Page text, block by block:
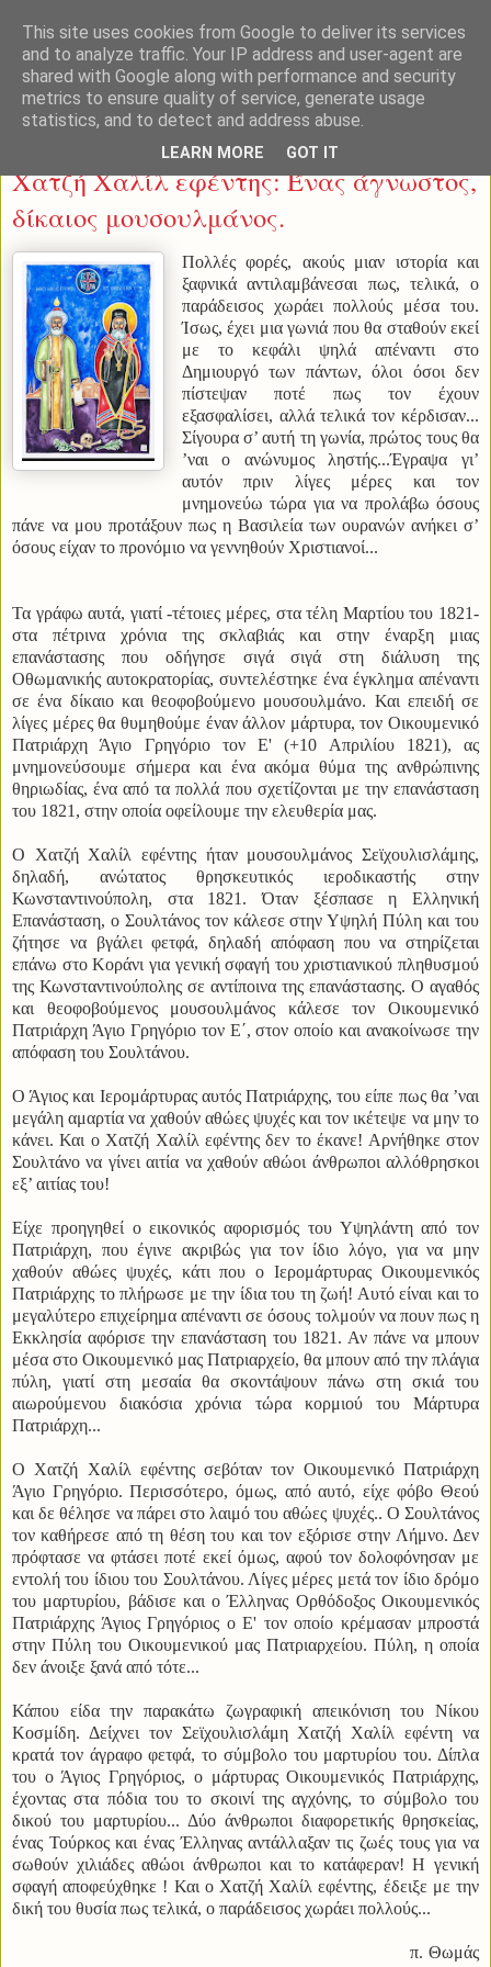
Τετάρτη 31 Μαρτίου 2021
Χατζή Χαλίλ εφέντης: Ένας άγνωστος,
δίκαιος μουσουλμάνος.
Πολλές φορές, ακούς μιαν ιστορία και
ξαφνικά αντιλαμβάνεσαι πως, τελικά, ο
παράδεισος χωράει πολλούς μέσα του.
Ίσως, έχει μια γωνιά που θα σταθούν εκεί
με το κεφάλι ψηλά απέναντι στο
Δημιουργό των πάντων, όλοι όσοι δεν
πίστεψαν ποτέ πως τον έχουν
εξασφαλίσει, αλλά τελικά τον κέρδισαν...
Σίγουρα σ’ αυτή τη γωνία, πρώτος τους θα
’ναι ο ανώνυμος ληστής...Έγραψα γι’
αυτόν πριν λίγες μέρες και τον
μνημονεύω τώρα για να προλάβω όσους
πάνε να μου προτάξουν πως η Βασιλεία των ουρανών ανήκει σ’
όσους είχαν το προνόμιο να γεννηθούν Χριστιανοί...
Τα γράφω αυτά, γιατί -τέτοιες μέρες, στα τέλη Μαρτίου του 1821-
στα πέτρινα χρόνια της σκλαβιάς και στην έναρξη μιας
επανάστασης που οδήγησε σιγά σιγά στη διάλυση της
Οθωμανικής αυτοκρατορίας, συντελέστηκε ένα έγκλημα απέναντι
σε ένα δίκαιο και θεοφοβούμενο μουσουλμάνο. Και επειδή σε
λίγες μέρες θα θυμηθούμε έναν άλλον μάρτυρα, τον Οικουμενικό
Πατριάρχη Άγιο Γρηγόριο τον Ε' (+10 Απριλίου 1821), ας
μνημονεύσουμε σήμερα και ένα ακόμα θύμα της ανθρώπινης
θηριωδίας, ένα από τα πολλά που σχετίζονται με την επανάσταση
του 1821, στην οποία οφείλουμε την ελευθερία μας.
Ο Χατζή Χαλίλ εφέντης ήταν μουσουλμάνος Σεϊχουλισλάμης,
δηλαδή, ανώτατος θρησκευτικός ιεροδικαστής στην
Κωνσταντινούπολη, στα 1821. Όταν ξέσπασε η Ελληνική
Επανάσταση, ο Σουλτάνος τον κάλεσε στην Υψηλή Πύλη και του
ζήτησε να βγάλει φετφά, δηλαδή απόφαση που να στηρίζεται
επάνω στο Κοράνι για γενική σφαγή του χριστιανικού πληθυσμού
της Κωνσταντινούπολης σε αντίποινα της επανάστασης. Ο αγαθός
και θεοφοβούμενος μουσουλμάνος κάλεσε τον Οικουμενικό
Πατριάρχη Άγιο Γρηγόριο τον Ε΄, στον οποίο και ανακοίνωσε την
απόφαση του Σουλτάνου.
Ο Άγιος και Ιερομάρτυρας αυτός Πατριάρχης, του είπε πως θα ’ναι
μεγάλη αμαρτία να χαθούν αθώες ψυχές και τον ικέτεψε να μην το
κάνει. Και ο Χατζή Χαλίλ εφέντης δεν το έκανε! Αρνήθηκε στον
Σουλτάνο να γίνει αιτία να χαθούν αθώοι άνθρωποι αλλόθρησκοι
εξ’ αιτίας του!
Είχε προηγηθεί ο εικονικός αφορισμός του Υψηλάντη από τον
Πατριάρχη, που έγινε ακριβώς για τον ίδιο λόγο, για να μην
χαθούν αθώες ψυχές, κάτι που ο Ιερομάρτυρας Οικουμενικός
Πατριάρχης το πλήρωσε με την ίδια του τη ζωή! Αυτό είναι και το
μεγαλύτερο επιχείρημα απέναντι σε όσους τολμούν να πουν πως η
Εκκλησία αφόρισε την επανάσταση του 1821. Αν πάνε να μπουν
μέσα στο Οικουμενικό μας Πατριαρχείο, θα μπουν από την πλάγια
πύλη, γιατί στη μεσαία θα σκοντάψουν πάνω στη σκιά του
αιωρούμενου διακόσια χρόνια τώρα κορμιού του Μάρτυρα
Πατριάρχη...
Ο Χατζή Χαλίλ εφέντης σεβόταν τον Οικουμενικό Πατριάρχη
Άγιο Γρηγόριο. Περισσότερο, όμως, από αυτό, είχε φόβο Θεού
και δε θέλησε να πάρει στο λαιμό του αθώες ψυχές.. Ο Σουλτάνος
τον καθήρεσε από τη θέση του και τον εξόρισε στην Λήμνο. Δεν
πρόφτασε να φτάσει ποτέ εκεί όμως, αφού τον δολοφόνησαν με
εντολή του ίδιου του Σουλτάνου. Λίγες μέρες μετά τον ίδιο δρόμο
του μαρτυρίου, βάδισε και ο Έλληνας Ορθόδοξος Οικουμενικός
Πατριάρχης Άγιος Γρηγόριος ο Ε' τον οποίο κρέμασαν μπροστά
στην Πύλη του Οικουμενικού μας Πατριαρχείου. Πύλη, η οποία
δεν άνοιξε ξανά από τότε...
Κάπου είδα την παρακάτω ζωγραφική απεικόνιση του Νίκου
Κοσμίδη. Δείχνει τον Σεϊχουλισλάμη Χατζή Χαλίλ εφέντη να
κρατά τον άγραφο φετφά, το σύμβολο του μαρτυρίου του. Δίπλα
του ο Άγιος Γρηγόριος, ο μάρτυρας Οικουμενικός Πατριάρχης,
έχοντας στα πόδια του το σκοινί της αγχόνης, το σύμβολο του
δικού του μαρτυρίου... Δύο άνθρωποι διαφορετικής θρησκείας,
ένας Τούρκος και ένας Έλληνας αντάλλαξαν τις ζωές τους για να
σωθούν χιλιάδες αθώοι άνθρωποι και το κατάφεραν! Η γενική
σφαγή αποφεύχθηκε ! Και ο Χατζή Χαλίλ εφέντης, έδειξε με την
δική του θυσία πως τελικά, ο παράδεισος χωράει πολλούς...
π. Θωμάς
This site uses cookies from Google to deliver its services
and to analyze traffic. Your IP address and user-agent are
shared with Google along with performance and security
metrics to ensure quality of service, generate usage
statistics, and to detect and address abuse.
LEARN MORE GOT IT